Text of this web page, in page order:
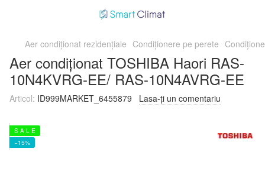
Aer condiționat rezidențiale Condiționere pe perete
Aer condiționat TOSHIBA Haori RAS-
10N4KVRG-EE/ RAS-10N4AVRG-EE
Articol: ID999MARKET_6455879 Lasa-ți un comentariu
S A L E
−15%